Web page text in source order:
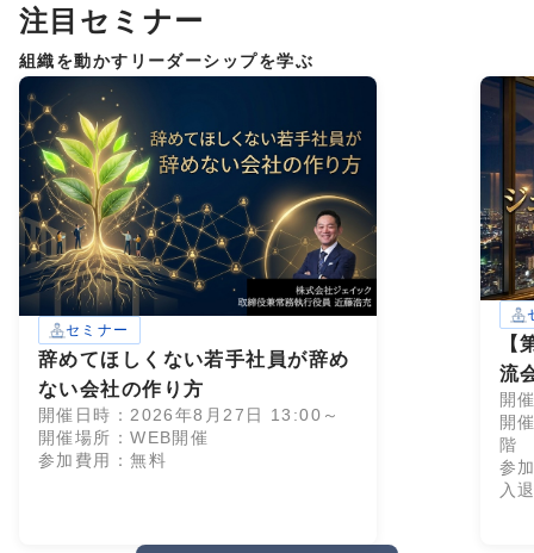
注目セミナー
組織を動かすリーダーシップを学ぶ
セミナー
辞めてほしくない若手社員が辞め
ない会社の作り方
開催日時：2026年8月27日 13:00～
開催場所：WEB開催
参加費用：無料
【
流
リ
開
開
階
参
入